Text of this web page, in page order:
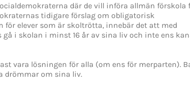
där de vill införa allmän förskola
tidigare förslag om obligatorisk
elever som är skoltrötta, innebär det att med
i skolan i minst 16 år av sina liv och inte ens
vara lösningen för alla (om ens för merparten).
drömmar om sina liv.